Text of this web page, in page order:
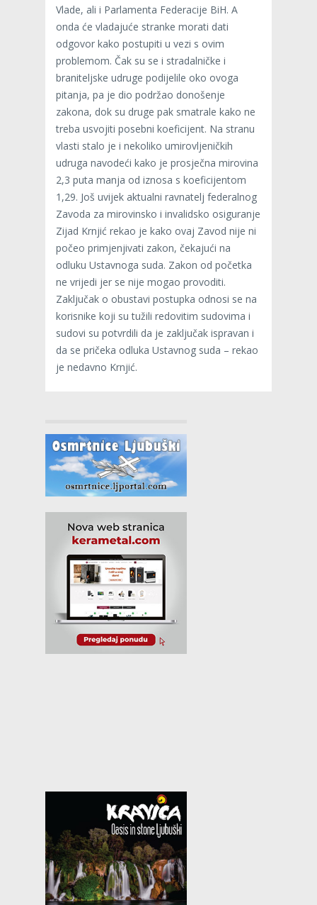
Vlade, ali i Parlamenta Federacije BiH. A
onda će vladajuće stranke morati dati
odgovor kako postupiti u vezi s ovim
problemom. Čak su se i stradalničke i
braniteljske udruge podijelile oko ovoga
pitanja, pa je dio podržao donošenje
zakona, dok su druge pak smatrale kako ne
treba usvojiti posebni koeficijent. Na stranu
vlasti stalo je i nekoliko umirovljeničkih
udruga navodeći kako je prosječna mirovina
2,3 puta manja od iznosa s koeficijentom
1,29. Još uvijek aktualni ravnatelj federalnog
Zavoda za mirovinsko i invalidsko osiguranje
Zijad Krnjić rekao je kako ovaj Zavod nije ni
počeo primjenjivati zakon, čekajući na
odluku Ustavnoga suda. Zakon od početka
ne vrijedi jer se nije mogao provoditi.
Zaključak o obustavi postupka odnosi se na
korisnike koji su tužili redovitim sudovima i
sudovi su potvrdili da je zaključak ispravan i
da se pričeka odluka Ustavnog suda – rekao
je nedavno Krnjić.